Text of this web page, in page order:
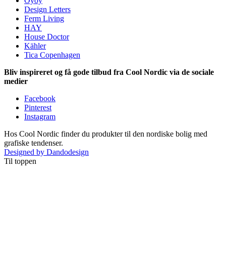
Design Letters
Ferm Living
HAY
House Doctor
Kähler
Tica Copenhagen
Bliv inspireret og få gode tilbud fra Cool Nordic via de sociale
medier
Facebook
Pinterest
Instagram
Hos Cool Nordic finder du produkter til den nordiske bolig med
grafiske tendenser.
Designed by Dandodesign
Til toppen